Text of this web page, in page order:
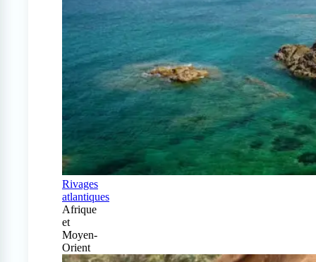
Rivages
atlantiques
Afrique
et
Moyen-
Orient